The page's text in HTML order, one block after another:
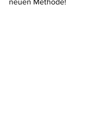
neuen Methode!